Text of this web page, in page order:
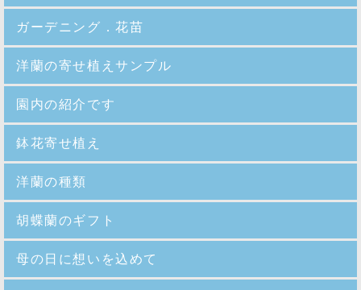
ガーデニング．花苗
洋蘭の寄せ植えサンプル
園内の紹介 です
鉢花寄せ植え
洋蘭の種類
胡蝶蘭のギフト
母の日に想いを込めて